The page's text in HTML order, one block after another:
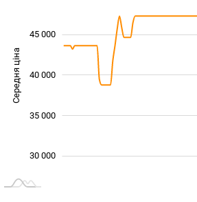
Середня ціна 34 000
30 000
40 000
45 000
35 000